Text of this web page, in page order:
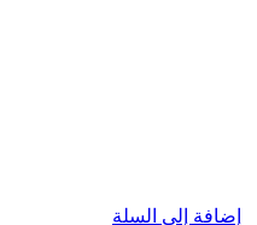
إضافة إلى السلة